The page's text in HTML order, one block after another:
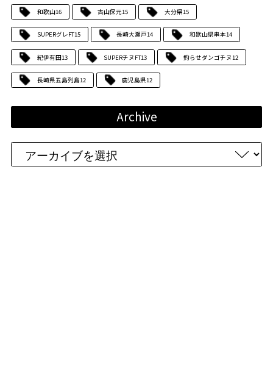
和歌山16 古山保元15 大分県15
SUPERグレFT15 長崎大瀬戸14 和歌山県串本14
紀伊有田13 SUPERチヌFT13 釣らせダンゴチヌ 12
長崎県五島列島12 鹿児島県12
Archive